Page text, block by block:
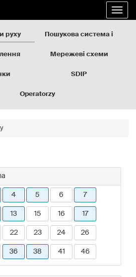
руху
Пошукова система і
Мережеві схеми
SDIP
Operatorzy
4 5 6 7
13 15 16 17
22 23 24 26
36 38 41 46